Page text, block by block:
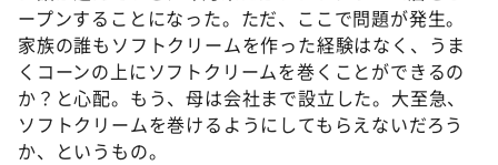
ープンすることになった。ただ、ここで問題が発生。
家族の誰もソフトクリームを作った経験はなく、うま
くコーンの上にソフトクリームを巻くことができるの
か？と心配。もう、母は会社まで設立した。大至急、
ソフトクリームを巻けるようにしてもらえないだろう
か、というもの。